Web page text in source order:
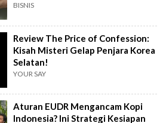
BISNIS
Review The Price of Confession:
Kisah Misteri Gelap Penjara Korea
Selatan!
YOUR SAY
Aturan EUDR Mengancam Kopi
Indonesia? Ini Strategi Kesiapan